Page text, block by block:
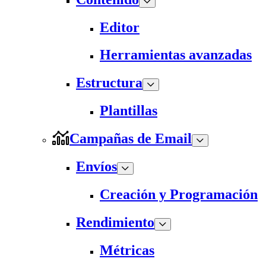
Editor
Herramientas avanzadas
Estructura
Plantillas
Campañas de Email
Envíos
Creación y Programación
Rendimiento
Métricas